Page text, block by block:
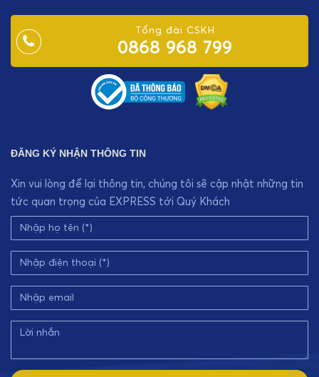
Tổng đài CSKH
0868 968 799
ĐĂNG KÝ NHẬN THÔNG TIN
Xin vui lòng để lại thông tin, chúng tôi sẽ cập nhật những tin
tức quan trọng của EXPRESS tới Quý Khách